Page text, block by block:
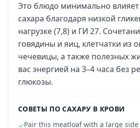
Это блюдо минимально
сахара благодаря низкой
нагрузке (7,8) и ГИ 27.
говядины и яиц, клетчатки из
чечевицы, а также полезных
вас энергией на 3–4 часа без
глюкозы.
СОВЕТЫ ПО САХАРУ В КРОВИ
✓Pair this meatloaf with a large